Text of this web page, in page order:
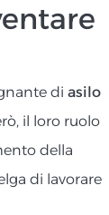
di asilo
il loro ruolo
della
di lavorare